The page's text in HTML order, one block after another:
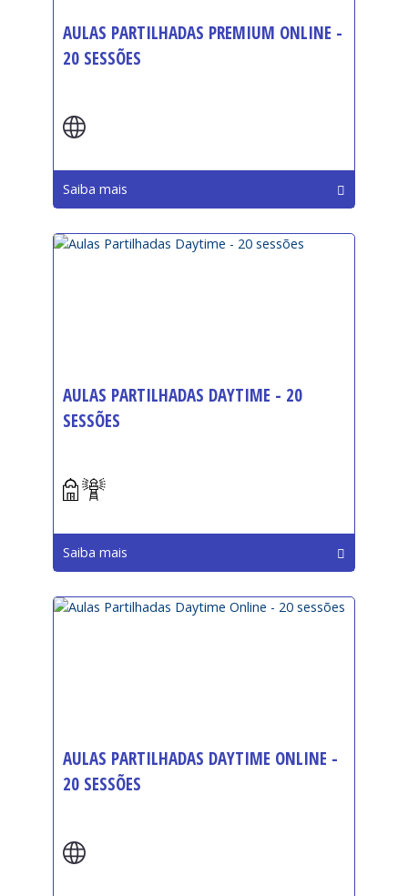
AULAS PARTILHADAS PREMIUM ONLINE -
20 SESSÕES
Saiba mais
AULAS PARTILHADAS DAYTIME - 20
SESSÕES
Saiba mais
AULAS PARTILHADAS DAYTIME ONLINE -
20 SESSÕES